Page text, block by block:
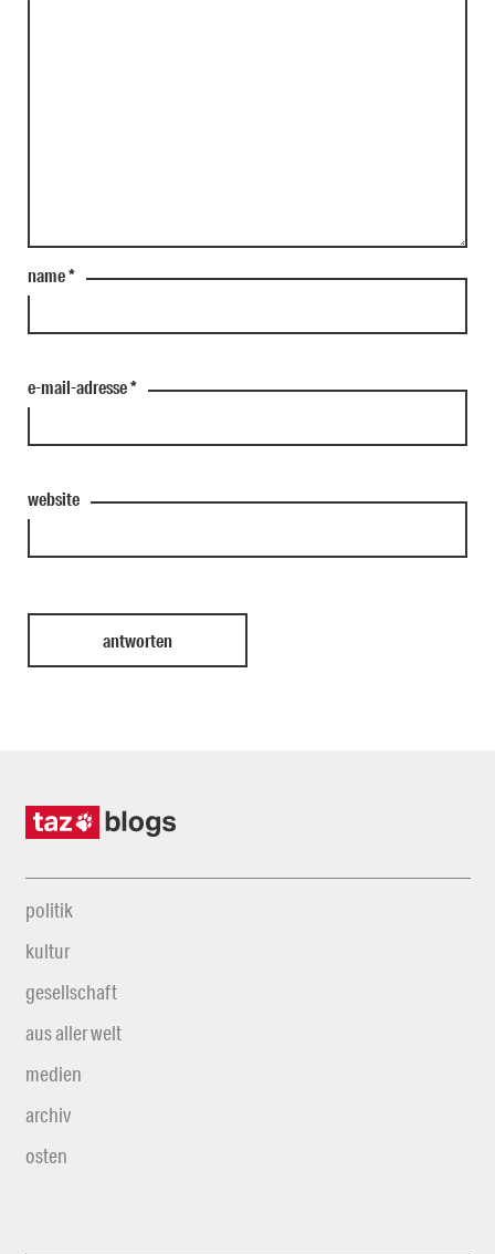
name*
e-mail-adresse*
website
politik
kultur
gesellschaft
aus aller welt
medien
archiv
osten